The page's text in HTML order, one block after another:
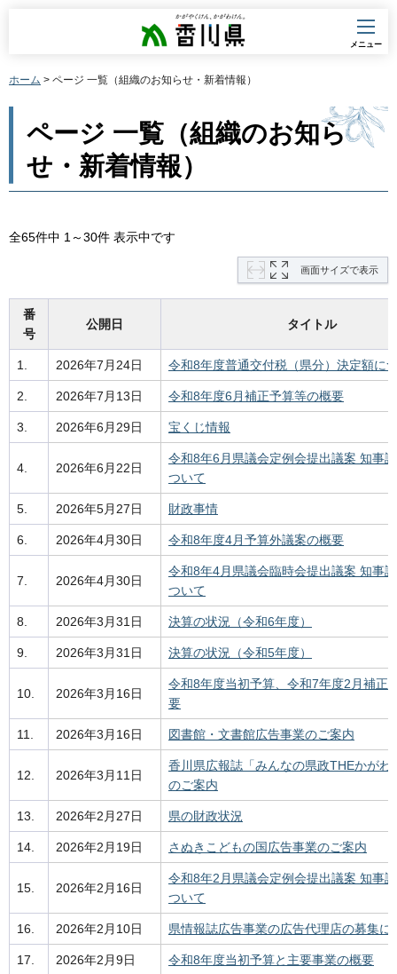
香川県
メニュー
ホーム > ページ 一覧（組織のお知らせ・新着情報）
ページ 一覧（組織のお知ら
せ・新着情報）
全65件中 1～30件 表示中です
画面サイズで表示
番
号
公開日 タイトル
1. 2026年7月24日 令和8年度普通交付税（県分）決定額に
2. 2026年7月13日 令和8年度6月補正予算等の概要
3. 2026年6月29日 宝くじ情報
4. 2026年6月22日
令和8年6月県議会定例会提出議案 知事
ついて
5. 2026年5月27日 財政事情
6. 2026年4月30日 令和8年度4月予算外議案の概要
7. 2026年4月30日
令和8年4月県議会臨時会提出議案 知事
ついて
8. 2026年3月31日 決算の状況（令和6年度）
9. 2026年3月31日 決算の状況（令和5年度）
10. 2026年3月16日
令和8年度当初予算、令和7年度2月補正
要
11. 2026年3月16日 図書館・文書館広告事業のご案内
12. 2026年3月11日
香川県広報誌「みんなの県政THEかがわ
のご案内
13. 2026年2月27日 県の財政状況
14. 2026年2月19日 さぬきこどもの国広告事業のご案内
15. 2026年2月16日
令和8年2月県議会定例会提出議案 知事
ついて
16. 2026年2月10日 県情報誌広告事業の広告代理店の募集に
17. 2026年2月9日 令和8年度当初予算と主要事業の概要